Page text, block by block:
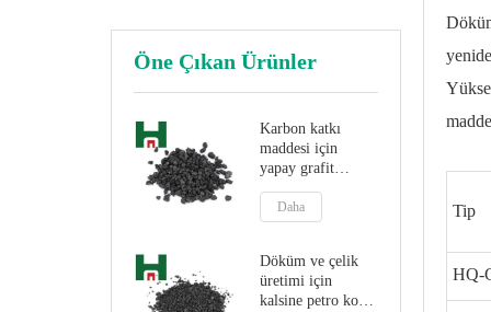
Öne Çıkan Ürünler
Karbon katkı
maddesi için
yapay grafit
Kalsine Petrol
KokDaha
Döküm ve çelik
üretimi için
kalsine petro kok
Tip
HQ-